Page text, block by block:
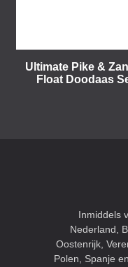
Ultimate Pike &
Float Doodaas
Inmiddels
Nederland,
Oostenrijk,
Polen, Spanje